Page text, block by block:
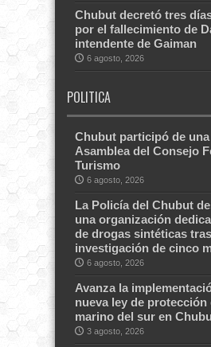
Chubut decretó tres
por el fallecimiento de
intendente de Gaiman
6 agosto, 2026
POLITICA
Chubut participó de
Asamblea del Consejo
Turismo
6 agosto, 2026
La Policía del Chubut
una organización
de drogas sintéticas
investigación de cinco
6 agosto, 2026
Avanza la
nueva ley de protección
marino del sur en
3 agosto, 2026